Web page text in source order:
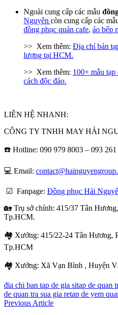
Ngoài cung cấp các mẫu
Nguyên còn cung cấp các
đồng phục quán cafe, áo bếp
>> Xem thêm: Địa chỉ bán
lượng tại HCM.
>> Xem thêm: 100+ mẫu tạp
cách độc đáo.
LIÊN HỆ NHANH:
CÔNG TY TNHH MAY HẢI
☎️ Hotline: 090 979 8003 – 093 261
💻 Email:
☑ Fanpage: Đồng phục Hải
🏡 Trụ sở chính: 415/37 Tân
Tp.HCM.
🏘️ Xưởng: 415/22-24 Tân Hương,
Tp.HCM
🏘️ Xưởng: Xã Vạn Bình , Huyện
đia chi ban tap de gia sitap de quan
de quan tra sua gia retap de yem
Previous Article